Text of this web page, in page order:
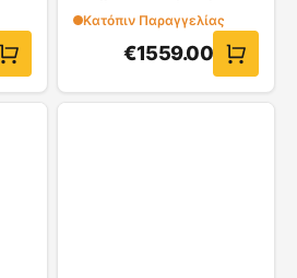
Καφετιέρα
Κατόπιν Παραγγελίας
€1559.00